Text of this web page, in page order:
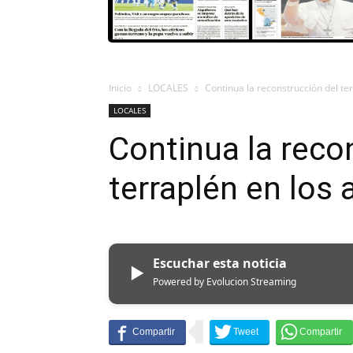
Inicio LOCALES Continua la reconstrucción del
LOCALES
Continua la
terraplén en los
▶ Escuchar esta noticia
Powered by Evolucion Streaming